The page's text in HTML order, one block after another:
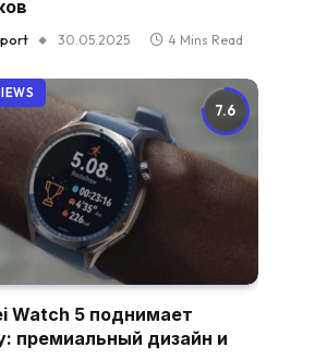
30.05.2025 4 Mins Read
7.6
Watch 5 поднимает
премиальный дизайн и